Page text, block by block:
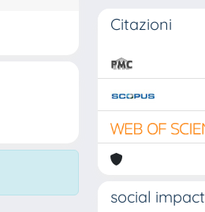
Citazioni
social impact